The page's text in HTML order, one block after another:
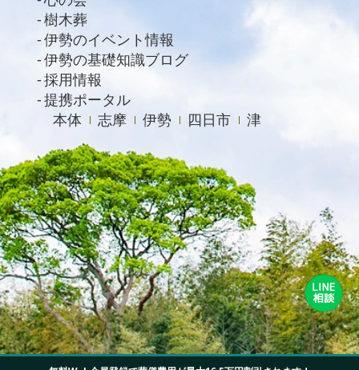
2020年10月
2020年9月
2020年8月
2020年7月
2020年6月
2020年4月
樹木葬
伊勢のイベント情報
伊勢の基礎知識ブログ
採用情報
提携ポータル
本体
志摩 伊勢 四日市 津